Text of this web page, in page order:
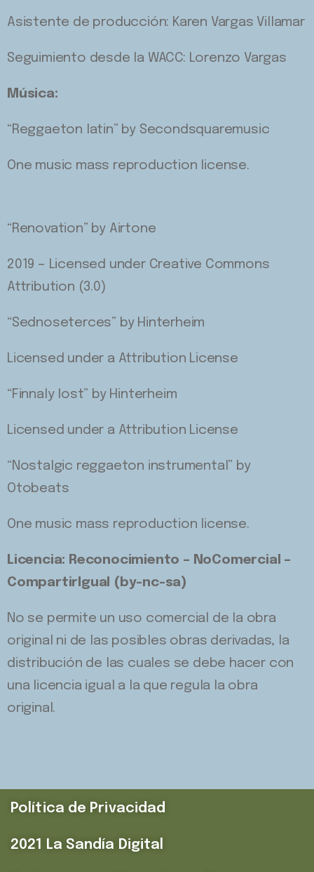
Asistente de producción: Karen Vargas Villamar
Seguimiento desde la WACC: Lorenzo Vargas
Música:
“Reggaeton latin” by Secondsquaremusic
One music mass reproduction license.
“Renovation” by Airtone
2019 – Licensed under Creative Commons
Attribution (3.0)
“Sednoseterces” by Hinterheim
Licensed under a Attribution License
“Finnaly lost” by Hinterheim
Licensed under a Attribution License
“Nostalgic reggaeton instrumental” by
Otobeats
One music mass reproduction license.
Licencia: Reconocimiento – NoComercial –
CompartirIgual (by-nc-sa)
No se permite un uso comercial de la obra
original ni de las posibles obras derivadas, la
distribución de las cuales se debe hacer con
una licencia igual a la que regula la obra
original.
Política de Privacidad
2021 La Sandía Digital